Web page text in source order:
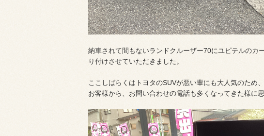
納車されて間もないランドクルーザー70にユピテルのカ
り付けさせていただきました。
ここしばらくはトヨタのSUVが悪い輩にも大人気のため
お客様から、お問い合わせの電話も多くなってきた様に思